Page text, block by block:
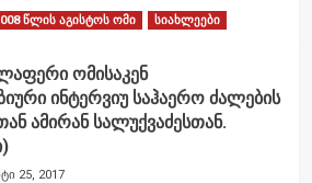
წლის აგისტოს ომი სიახლეები
ომისაკენ
ინტერვიუ საჰაერო ძალების
ამირან სალუქვაძესთან.
25, 2017